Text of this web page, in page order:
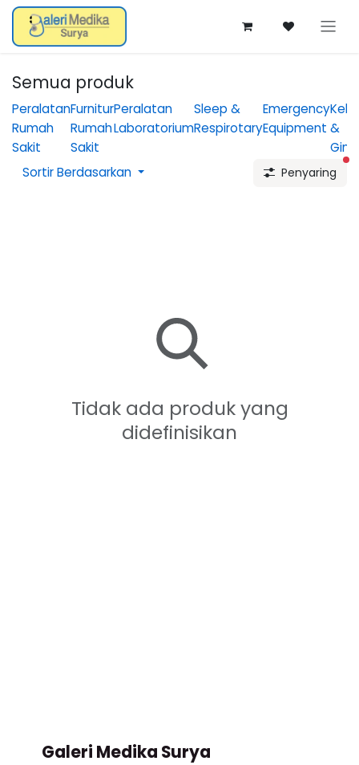
Skip ke Konten
Semua produk
Peralatan
Rumah
Sakit
Furnitur
Rumah
Sakit
Peralatan
Laboratorium
Sleep &
Respirotary
Emergency
Equipment &
Sortir Berdasarkan
Penyaring
Tidak ada produk yang
didefinisikan
Galeri Medika Surya